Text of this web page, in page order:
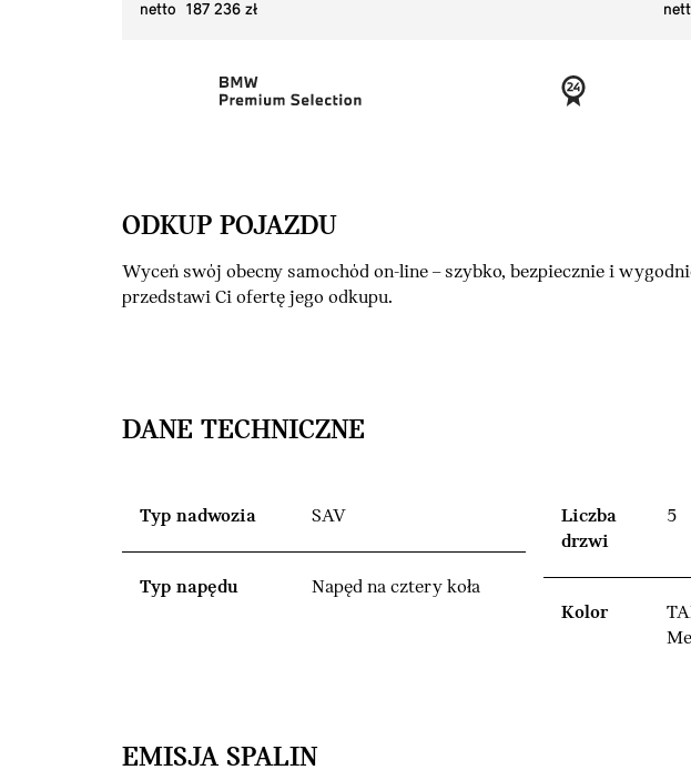
netto 187 236 zł
ODKUP POJAZDU
Wyceń swój obecny samochód on-line – szybko, bezpiecznie i
przedstawi Ci ofertę jego odkupu.
DANE TECHNICZNE
Typ nadwozia SAV
Typ napędu Napęd na cztery koła
Liczba
drzwi
5
Kolor
EMISJA SPALIN